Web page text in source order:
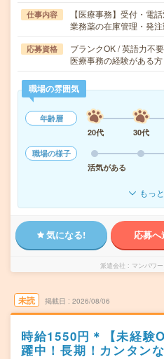
仕事内容
【医療事務】受付・電
業務薬の在庫管理・発
応募資格
ブランクOK / 英語力不要
医療事務の経験がある方
職場の雰囲気
年齢層
20代
30代
職場の様子
活気がある
もっ
気になる! 応募へ
派遣会社 マンパワ
未読 掲載日 2026/08/06
時給1550円＊【未経験
躍中！長期！カンタン